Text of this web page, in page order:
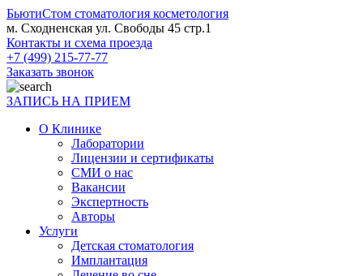
БьютиСтом стоматология косметология
м. Сходненская ул. Свободы 45 стр.1
Контакты и схема проезда
+7 (499) 215-77-77
Заказать звонок
ЗАПИСЬ НА ПРИЕМ
О Клинике
Лаборатории
Лицензии и сертификаты
СМИ о нас
Вакансии
Экспертность
Авторы
Услуги
Детская стоматология
Имплантация